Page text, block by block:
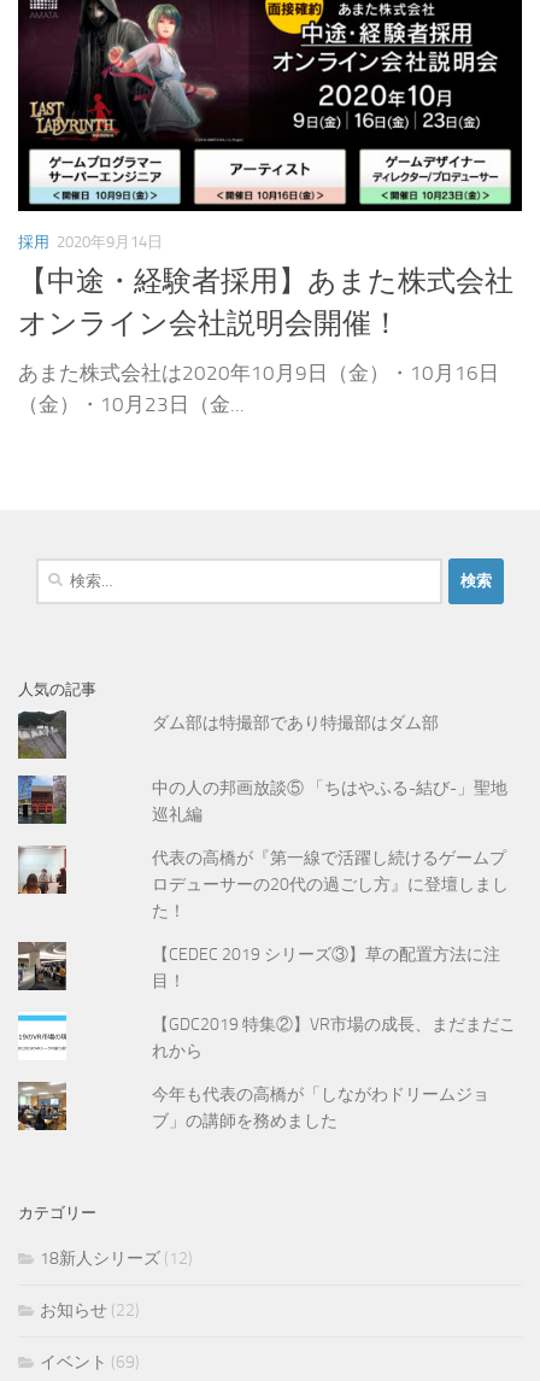
採用 2020年9月14日
【中途・経験者採用】あまた株式会社
オンライン会社説明会開催！
あまた株式会社は2020年10月9日（金）・10月16日
（金）・10月23日（金...
人気の記事
ダム部は特撮部であり特撮部はダム部
中の人の邦画放談⑤ 「ちはやふる-結び-」聖地
巡礼編
代表の高橋が『第一線で活躍し続けるゲームプ
ロデューサーの20代の過ごし方』に登壇しまし
た！
【CEDEC 2019 シリーズ③】草の配置方法に注
目！
【GDC2019 特集②】VR市場の成長、まだまだこ
れから
今年も代表の高橋が「しながわドリームジョ
ブ」の講師を務めました
カテゴリー
18新人シリーズ (12)
お知らせ (22)
イベント (69)